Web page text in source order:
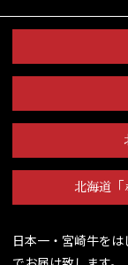
北海道「
日本一・宮崎牛を